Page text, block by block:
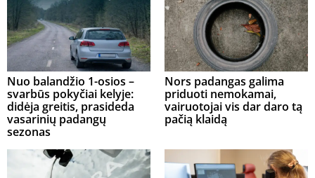
Nuo balandžio 1-osios –
svarbūs pokyčiai kelyje:
didėja greitis, prasideda
vasarinių padangų
sezonas
Nors padangas galima
priduoti nemokamai,
vairuotojai vis dar daro tą
pačią klaidą